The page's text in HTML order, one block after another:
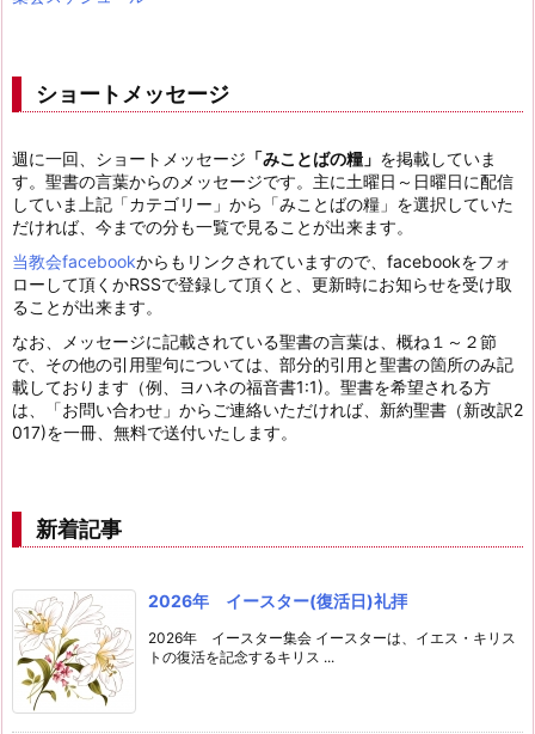
ショートメッセージ
週に一回、ショートメッセージ 「みことばの糧」 を掲載していま
す。聖書の言葉からのメッセージです。主に土曜日～日曜日に配信
していま上記「カテゴリー」から「みことばの糧」を選択していた
だければ、今までの分も一覧で見ることが出来ます。
当教会facebookからもリンクされていますので、facebookをフォ
ローして頂くかRSSで登録して頂くと、更新時にお知らせを受け取
ることが出来ます。
なお、メッセージに記載されている聖書の言葉は、概ね１～２節
で、その他の引用聖句については、部分的引用と聖書の箇所のみ記
載しております（例、ヨハネの福音書1:1)。聖書を希望される方
は、「お問い合わせ」からご連絡いただければ、新約聖書（新改訳2
017)を一冊、無料で送付いたします。
新着記事
2026年 イースター(復活日)礼拝
2026年 イースター集会 イースターは、イエス・キリス
トの復活を記念するキリス ...